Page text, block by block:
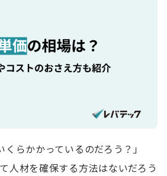
くらかかっているのだろう？」
人材を確保する方法はないだろう